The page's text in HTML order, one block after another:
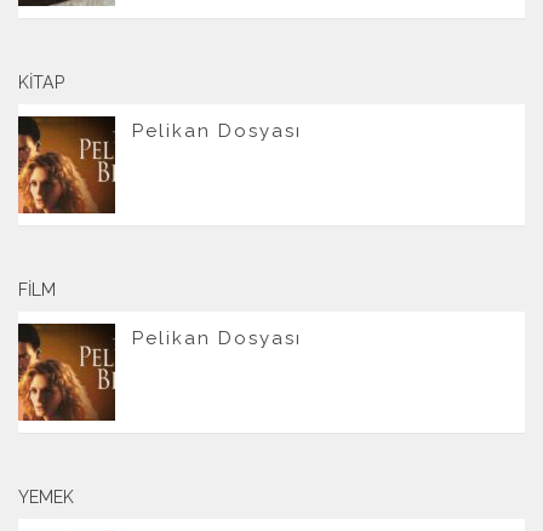
KITAP
Pelikan Dosyası
FILM
Pelikan Dosyası
YEMEK